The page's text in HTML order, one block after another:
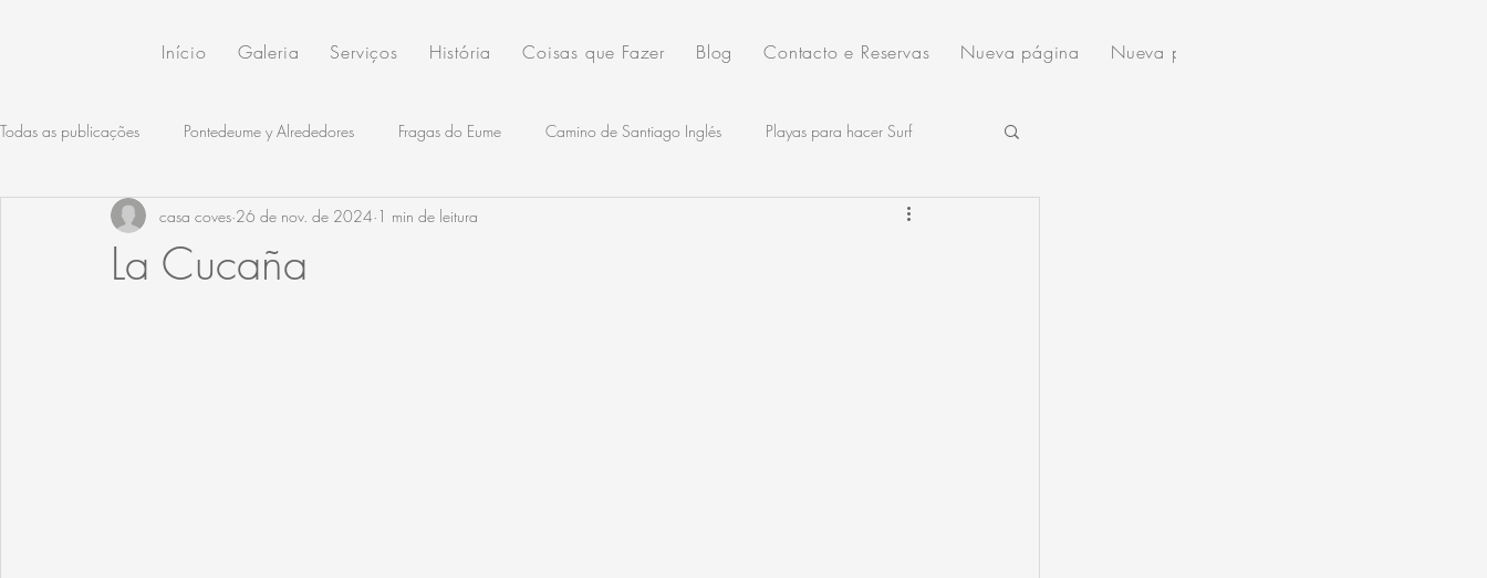
Início Galeria Serviços História Coisas que Fazer Blog Contacto e Reservas Nueva página Nueva página
Todas as publicações Pontedeume y Alrededores Fragas do Eume Camino de Santiago Inglés Playas para hacer Surf
Rutas por Rías Altas Rutas Gastronómicas Productos Locales
La Cucaña
casa coves 26 de nov. de 2024 1 min de leitura